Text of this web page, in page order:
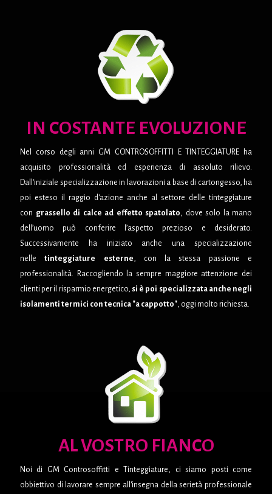
IN COSTANTE EVOLUZIONE
Nel corso degli anni GM CONTROSOFFITTI E TINTEGGIATURE ha
acquisito professionalità ed esperienza di assoluto rilievo.
Dall'iniziale specializzazione in lavorazioni a base di cartongesso, ha
poi esteso il raggio d'azione anche al settore delle tinteggiature
con grassello di calce ad effetto spatolato, dove solo la mano
dell’uomo può conferire l’aspetto prezioso e desiderato.
Successivamente ha iniziato anche una specializzazione
nelletinteggiature esterne, con la stessa passione e
professionalità. Raccogliendo la sempre maggiore attenzione dei
clienti per il risparmio energetico, si è poi specializzata anche negli
isolamenti termici con tecnica "a cappotto", oggi molto richiesta.
AL VOSTRO FIANCO
Noi di GM Controsoffitti e Tinteggiature, ci siamo posti come
obbiettivo di lavorare sempre all'insegna della serietà professionale